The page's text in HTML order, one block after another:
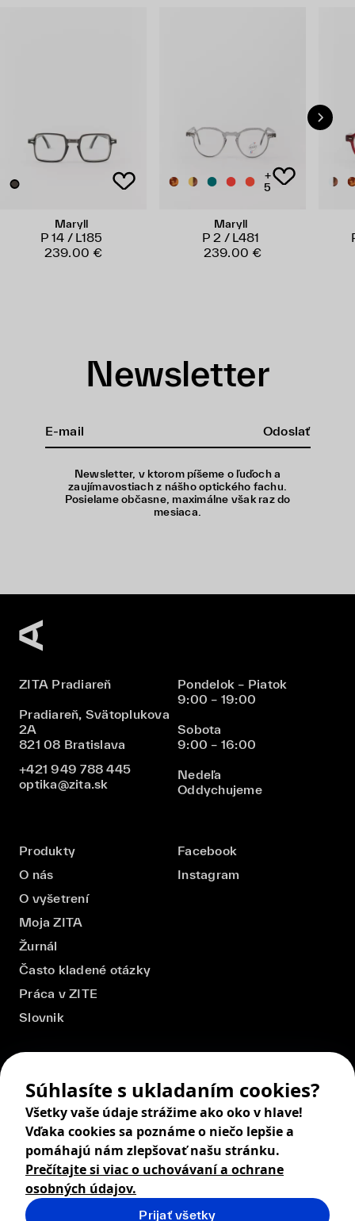
Maryll
P 14 / L185
239.00 €
+
5
Maryll
P 2 / L481
239.00 €
Newsletter
Odoslať
Newsletter, v ktorom píšeme o ľuďoch a
zaujímavostiach z nášho optického fachu.
Posielame občasne, maximálne však raz do
mesiaca.
ZITA Pradiareň
Pradiareň, Svätoplukova
2A
821 08 Bratislava
+421 949 788 445
optika@zita.sk
Pondelok – Piatok
9:00 – 19:00
Sobota
9:00 – 16:00
Nedeľa
Oddychujeme
Produkty
O nás
O vyšetrení
Moja ZITA
Žurnál
Často kladené otázky
Práca v ZITE
Slovnik
Facebook
Instagram
Súhlasíte s ukladaním cookies?
Všetky vaše údaje strážime ako oko v hlave!
Vďaka cookies sa poznáme o niečo lepšie a
pomáhajú nám zlepšovať našu stránku.
Prečítajte si viac o uchovávaní a ochrane
osobných údajov.
Prijať všetky